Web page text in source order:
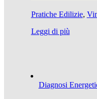
Pratiche Edilizie,
Leggi di più
Diagnosi